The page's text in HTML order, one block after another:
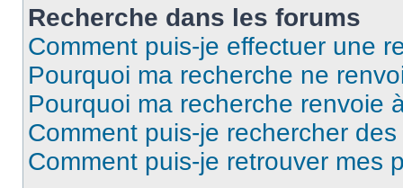
Recherche dans les forums
Comment puis-je effectuer une
Pourquoi ma recherche ne
Pourquoi ma recherche renvoie
Comment puis-je rechercher
Comment puis-je retrouver mes